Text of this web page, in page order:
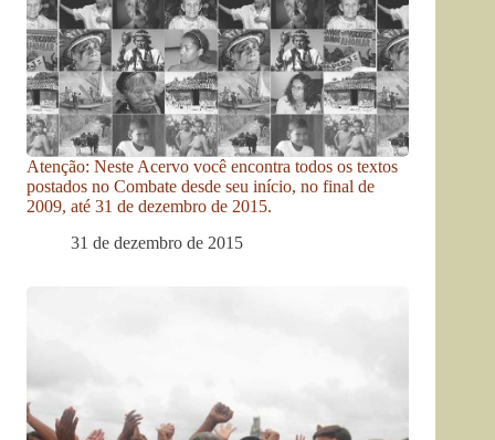
Atenção: Neste Acervo você encontra todos os textos
postados no Combate desde seu início, no final de
2009, até 31 de dezembro de 2015.
31 de dezembro de 2015